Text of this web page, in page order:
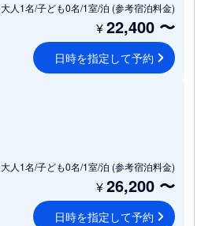
大人1名/子ども0名/1室/泊 (参考宿泊料金)
¥22,400 〜
日時を指定して予約
大人1名/子ども0名/1室/泊 (参考宿泊料金)
¥26,200 〜
日時を指定して予約